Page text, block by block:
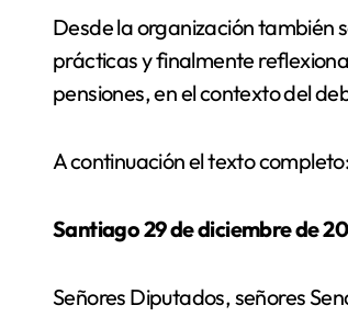
Desde la organización también
prácticas y finalmente
pensiones, en el contexto del
A continuación el texto completo:
Santiago 29 de diciembre de
Señores Diputados, señores